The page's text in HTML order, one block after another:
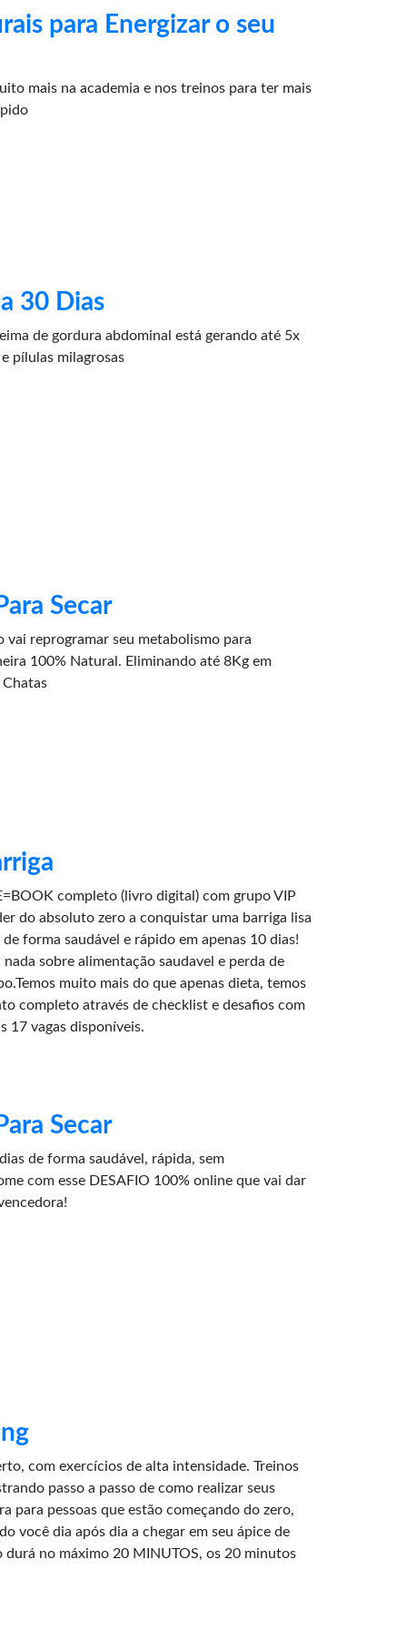
para Energizar o seu
mais na academia e nos treinos para ter mais
30 Dias
de gordura abdominal está gerando até 5x
pílulas milagrosas
Secar
reprogramar seu metabolismo para
100% Natural. Eliminando até 8Kg em
Chatas
completo (livro digital) com grupo VIP
do absoluto zero a conquistar uma barriga lisa
forma saudável e rápido em apenas 10 dias!
sobre alimentação saudavel e perda de
muito mais do que apenas dieta, temos
completo através de checklist e desafios com
17 vagas disponíveis.
Secar
de forma saudável, rápida, sem
com esse DESAFIO 100% online que vai dar
com exercícios de alta intensidade. Treinos
passo a passo de como realizar seus
para pessoas que estão começando do zero,
você dia após dia a chegar em seu ápice de
no máximo 20 MINUTOS, os 20 minutos